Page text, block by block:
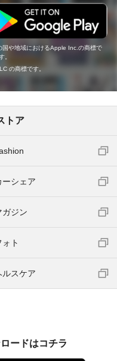
や地域におけるApple Inc.の商標で
。
の商標です。
トア
ーシェア
ガジン
ト
ルスケア
ードはコチラ